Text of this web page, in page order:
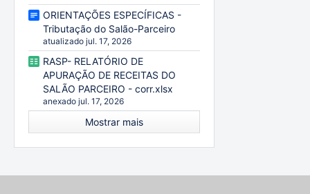
ORIENTAÇÕES ESPECÍFICAS -
Tributação do Salão-Parceiro
atualizado jul. 17, 2026
RASP- RELATÓRIO DE
APURAÇÃO DE RECEITAS DO
SALÃO PARCEIRO - corr.xlsx
anexado jul. 17, 2026
Mostrar mais